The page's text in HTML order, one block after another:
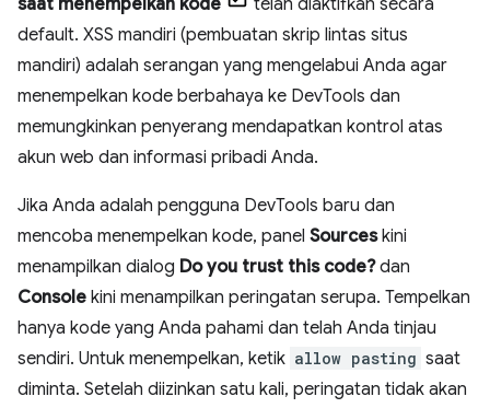
saat menempelkan kode
telah diaktifkan secara
default. XSS mandiri (pembuatan skrip lintas situs
mandiri) adalah serangan yang mengelabui Anda agar
menempelkan kode berbahaya ke DevTools dan
memungkinkan penyerang mendapatkan kontrol atas
akun web dan informasi pribadi Anda.
Jika Anda adalah pengguna DevTools baru dan
mencoba menempelkan kode, panel Sourceskini
menampilkan dialog Do you trust this code?dan
Console kini menampilkan peringatan serupa. Tempelkan
hanya kode yang Anda pahami dan telah Anda tinjau
sendiri. Untuk menempelkan, ketik allow pasting saat
diminta. Setelah diizinkan satu kali, peringatan tidak akan